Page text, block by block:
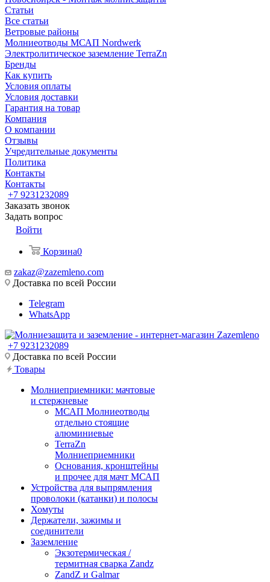
Статьи
Все статьи
Ветровые районы
Молниеотводы МСАП Nordwerk
Электролитическое заземление TerraZn
Бренды
Как купить
Условия оплаты
Условия доставки
Гарантия на товар
Компания
О компании
Отзывы
Учредительные документы
Политика
Контакты
Контакты
+7 9231232089
Заказать звонок
Задать вопрос
Войти
Корзина0
zakaz@zazemleno.com
Доставка по всей России
Telegram
WhatsApp
+7 9231232089
Доставка по всей России
Товары
Молниеприемники: мачтовые
и стержневые
МСАП Молниеотводы
отдельно стоящие
алюминиевые
TerraZn
Молниеприемники
Основания, кронштейны
и прочее для мачт МСАП
Устройства для выпрямления
проволоки (катанки) и полосы
Хомуты
Держатели, зажимы и
соединители
Заземление
Экзотермическая /
термитная сварка Zandz
ZandZ и Galmar